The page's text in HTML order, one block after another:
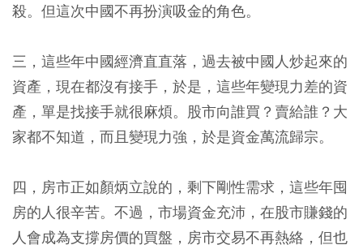
殺。但這次中國不再扮演吸金的角色。
三，這些年中國經濟直直落，過去被中國人炒起來的
資產，現在都沒有接手，於是，這些年變現力差的資
產，單是找接手就很麻煩。股市向誰買？賣給誰？大
家都不知道，而且變現力強，於是資金萬流歸宗。
四，房市正如顏炳立說的，剩下剛性需求，這些年囤
房的人很辛苦。不過，市場資金充沛，在股市賺錢的
人會成為支撐房價的買盤，房市交易不再熱絡，但也